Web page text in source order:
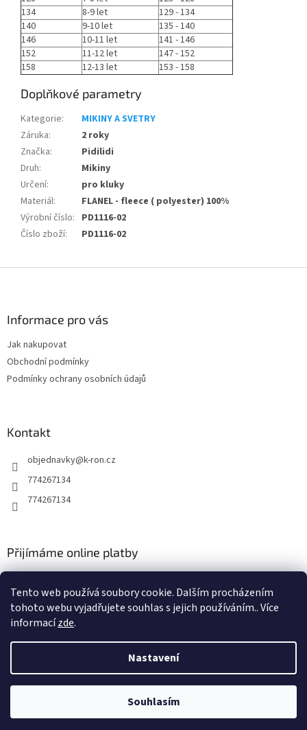
Tento web používá soubory cookie. Dalším procházením
tohoto webu vyjadřujete souhlas s jejich používáním.. Více
informacízde.
Nastavení
Souhlasím
134
8-9 let
129 - 134
140
9-10 let
135 - 140
146
10-11 let
141 - 146
152
11-12 let
147 - 152
158
12-13 let 153 - 158
Doplňkové parametry
Kategorie:
MIKINY A SVETRY
Záruka:
2 roky
Značka:
Pidilidi
Druh:
Mikiny
Určení:
pro kluky
Materiál:
FLANEL - fleece ( polyester) 100%
Výrobní číslo: PD1116-02
Číslo zboží: PD1116-02
Informace pro vás
Jak nakupovat
Obchodní podmínky
Podmínky ochrany osobních údajů
Kontakt
objednavky@k-ron.cz
774267134
774267134
Přijímáme online platby
Copyright 2026www.k-ron.cz. Všechna práva vyhrazena.Upravit
nastavení cookies